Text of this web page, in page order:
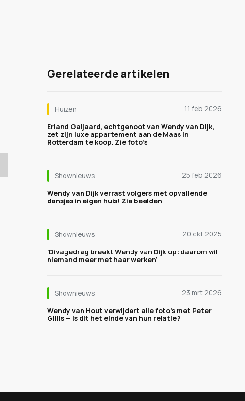
Gerelateerde artikelen
Huizen
11 feb 2026
Erland Galjaard, echtgenoot van Wendy van Dijk,
zet zijn luxe appartement aan de Maas in
Rotterdam te koop. Zie foto’s
Shownieuws
25 feb 2026
Wendy van Dijk verrast volgers met opvallende
dansjes in eigen huis! Zie beelden
Shownieuws
20 okt 2025
‘Divagedrag breekt Wendy van Dijk op: daarom wil
niemand meer met haar werken’
Shownieuws
23 mrt 2026
Wendy van Hout verwijdert alle foto’s met Peter
Gillis — is dit het einde van hun relatie?